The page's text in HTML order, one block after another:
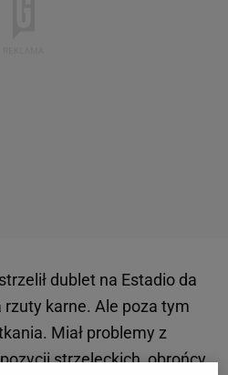
dublet na Estadio da
karne. Ale poza tym
Miał problemy z
strzeleckich, obrońcy